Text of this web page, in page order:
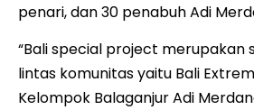
penari, dan 30 penabuh Adi
“Bali special project merupakan
lintas komunitas yaitu Bali
Kelompok Balaganjur Adi